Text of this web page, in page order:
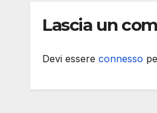
Lascia un
Devi essere connesso